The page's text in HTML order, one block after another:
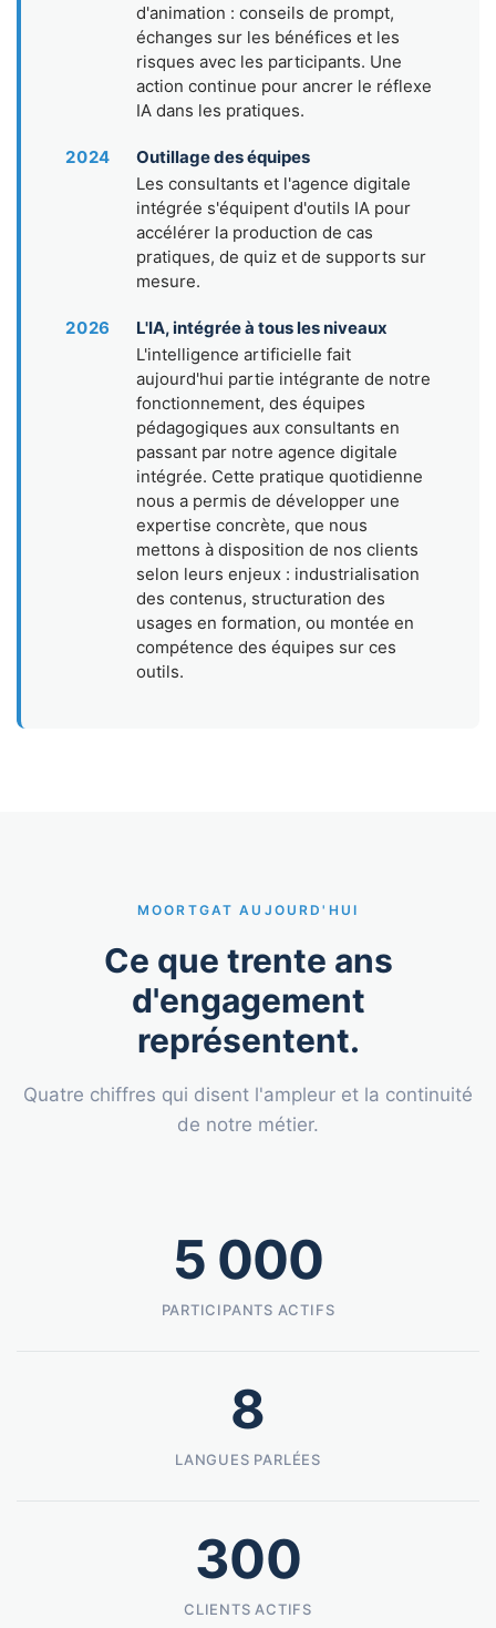
d'animation : conseils de prompt,
échanges sur les bénéfices et les
risques avec les participants. Une
action continue pour ancrer le réflexe
IA dans les pratiques.
2024
Outillage des équipes
Les consultants et l'agence digitale
intégrée s'équipent d'outils IA pour
accélérer la production de cas
pratiques, de quiz et de supports sur
mesure.
2026
L'IA, intégrée à tous les niveaux
L'intelligence artificielle fait
aujourd'hui partie intégrante de notre
fonctionnement, des équipes
pédagogiques aux consultants en
passant par notre agence digitale
intégrée. Cette pratique quotidienne
nous a permis de développer une
expertise concrète, que nous
mettons à disposition de nos clients
selon leurs enjeux : industrialisation
des contenus, structuration des
usages en formation, ou montée en
compétence des équipes sur ces
outils.
MOORTGAT AUJOURD'HUI
Ce que trente ans
d'engagement
représentent.
Quatre chiffres qui disent l'ampleur et la continuité
de notre métier.
5 000
PARTICIPANTS ACTIFS
8
LANGUES PARLÉES
300
CLIENTS ACTIFS